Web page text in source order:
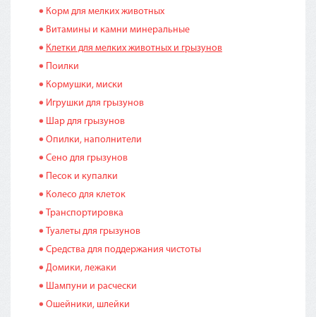
Корм для мелких животных
Витамины и камни минеральные
Клетки для мелких животных и грызунов
Поилки
Кормушки, миски
Игрушки для грызунов
Шар для грызунов
Опилки, наполнители
Сено для грызунов
Песок и купалки
Колесо для клеток
Транспортировка
Туалеты для грызунов
Средства для поддержания чистоты
Домики, лежаки
Шампуни и расчески
Ошейники, шлейки